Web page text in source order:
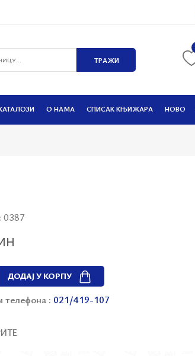
О НАМА СПИСАК КЊИЖАРА НОВО
0387
ДОДАЈ У КОРПУ
телефона : 021/419-107